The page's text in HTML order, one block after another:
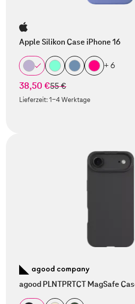
Apple Silikon Case iPhone 16
+ 6
38,50 €statt
55 €
Lieferzeit:1-4 Werktage
agood PLNTPRTCT MagSafe